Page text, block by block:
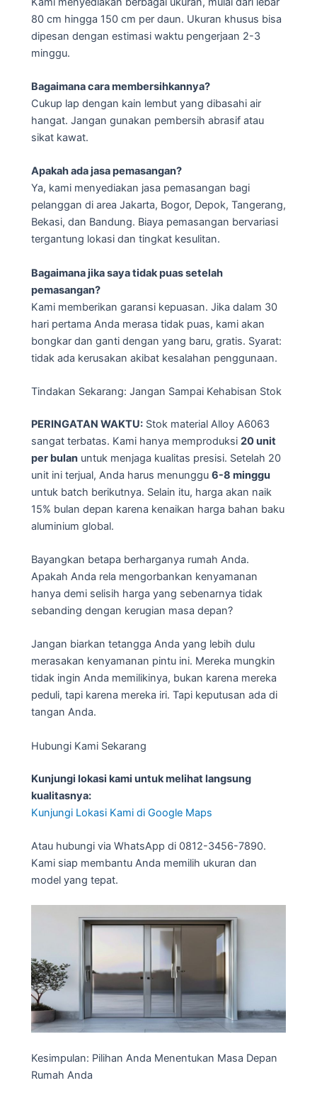
80 cm hingga 150 cm per daun. Ukuran khusus bisa
dipesan dengan estimasi waktu pengerjaan 2-3
minggu.
Bagaimana cara membersihkannya?
Cukup lap dengan kain lembut yang dibasahi air
hangat. Jangan gunakan pembersih abrasif atau
sikat kawat.
Apakah ada jasa pemasangan?
Ya, kami menyediakan jasa pemasangan bagi
pelanggan di area Jakarta, Bogor, Depok, Tangerang,
Bekasi, dan Bandung. Biaya pemasangan bervariasi
tergantung lokasi dan tingkat kesulitan.
Bagaimana jika saya tidak puas setelah
pemasangan?
Kami memberikan garansi kepuasan. Jika dalam 30
hari pertama Anda merasa tidak puas, kami akan
bongkar dan ganti dengan yang baru, gratis. Syarat:
tidak ada kerusakan akibat kesalahan penggunaan.
Tindakan Sekarang: Jangan Sampai Kehabisan Stok
PERINGATAN WAKTU: Stok material Alloy A6063
sangat terbatas. Kami hanya memproduksi 20 unit
per bulan untuk menjaga kualitas presisi. Setelah 20
unit ini terjual, Anda harus menunggu 6-8 minggu
untuk batch berikutnya. Selain itu, harga akan naik
15% bulan depan karena kenaikan harga bahan baku
aluminium global.
Bayangkan betapa berharganya rumah Anda.
Apakah Anda rela mengorbankan kenyamanan
hanya demi selisih harga yang sebenarnya tidak
sebanding dengan kerugian masa depan?
Jangan biarkan tetangga Anda yang lebih dulu
merasakan kenyamanan pintu ini. Mereka mungkin
tidak ingin Anda memilikinya, bukan karena mereka
peduli, tapi karena mereka iri. Tapi keputusan ada di
tangan Anda.
Hubungi Kami Sekarang
Kunjungi lokasi kami untuk melihat langsung
kualitasnya:
Kunjungi Lokasi Kami di Google Maps
Atau hubungi via WhatsApp di 0812-3456-7890.
Kami siap membantu Anda memilih ukuran dan
model yang tepat.
Kesimpulan: Pilihan Anda Menentukan Masa Depan
Rumah Anda